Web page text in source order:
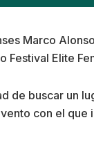
Marco
Festival Elite
de buscar un
con el